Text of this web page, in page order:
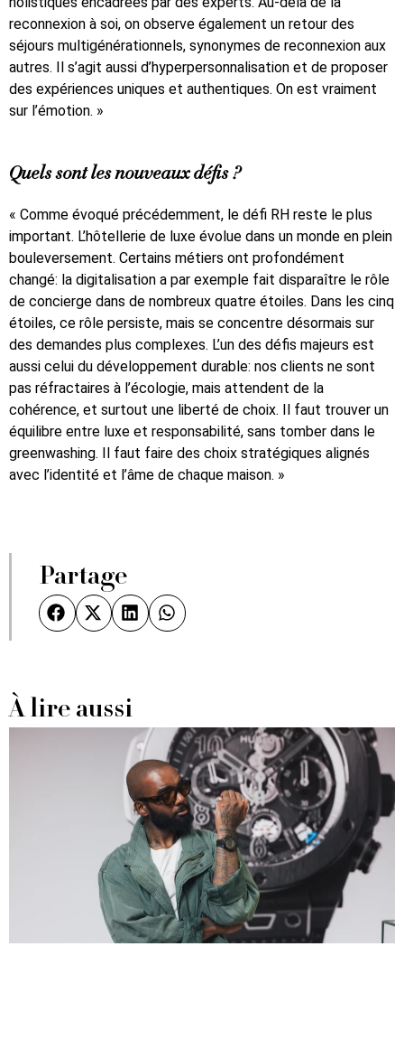
reconnexion à soi, on observe également un retour des
séjours multigénérationnels, synonymes de reconnexion aux
autres. Il s’agit aussi d’hyperpersonnalisation et de proposer
des expériences uniques et authentiques. On est vraiment
sur l’émotion. »
Quels sont les nouveaux défis ?
« Comme évoqué précédemment, le défi RH reste le plus
important. L’hôtellerie de luxe évolue dans un monde en plein
bouleversement. Certains métiers ont profondément
changé: la digitalisation a par exemple fait disparaître le rôle
de concierge dans de nombreux quatre étoiles. Dans les cinq
étoiles, ce rôle persiste, mais se concentre désormais sur
des demandes plus complexes. L’un des défis majeurs est
aussi celui du développement durable: nos clients ne sont
pas réfractaires à l’écologie, mais attendent de la
cohérence, et surtout une liberté de choix. Il faut trouver un
équilibre entre luxe et responsabilité, sans tomber dans le
greenwashing. Il faut faire des choix stratégiques alignés
avec l’identité et l’âme de chaque maison. »
Partage
À lire aussi